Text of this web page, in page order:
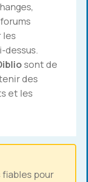
les
dessus.
sont de
des
et les
fiables pour